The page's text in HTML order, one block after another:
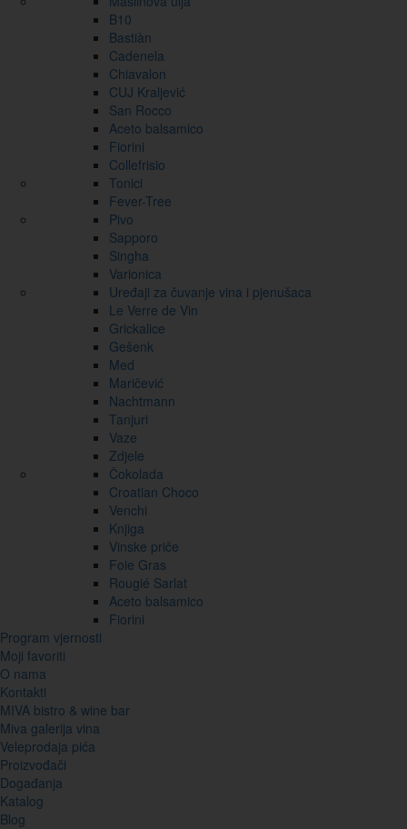
B10
Bastiàn
Cadenela
Chiavalon
CUJ Kraljević
San Rocco
Aceto balsamico
Fiorini
Collefrisio
Tonici
Fever-Tree
Pivo
Sapporo
Singha
Varionica
Uređaji za čuvanje vina i pjenušaca
Le Verre de Vin
Grickalice
Gešenk
Med
Maričević
Nachtmann
Tanjuri
Vaze
Zdjele
Čokolada
Croatian Choco
Venchi
Knjiga
Vinske priče
Foie Gras
Rougié Sarlat
Aceto balsamico
Fiorini
Program vjernosti
Moji favoriti
O nama
Kontakti
MIVA bistro & wine bar
Miva galerija vina
Veleprodaja pića
Proizvođači
Događanja
Katalog
Blog